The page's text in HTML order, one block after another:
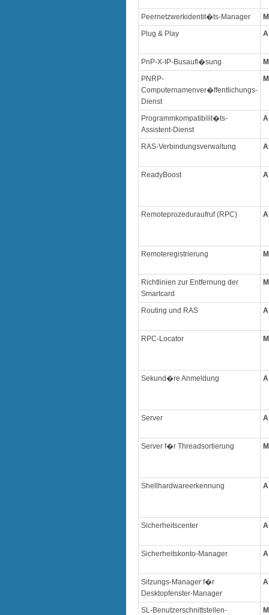
Peernetzwerkidentit�ts-Manager
M
Plug & Play
A
PnP-X-IP-Busaufl�sung
M
PNRP-
Computernamenver�ffentlichungs-
Dienst
M
Programmkompatibilit�ts-
Assistent-Dienst
A
RAS-Verbindungsverwaltung A
ReadyBoost A
Remoteprozeduraufruf (RPC) A
Remoteregistrierung M
Richtlinien zur Entfernung der
Smartcard
M
Routing und RAS A
RPC-Locator M
Sekund�re Anmeldung A
Server A
Server f�r Threadsortierung M
Shellhardwareerkennung A
Sicherheitscenter A
Sicherheitskonto-Manager A
Sitzungs-Manager f�r
Desktopfenster-Manager
A
SL-Benutzerschnittstellen-
M